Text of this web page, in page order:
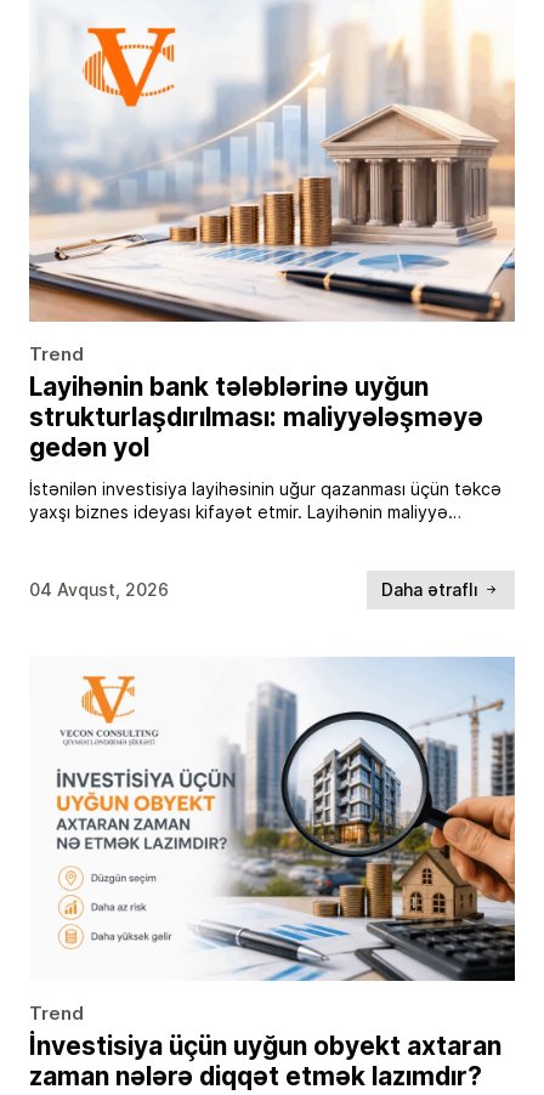
Trend
Layihənin bank tələblərinə uyğun
strukturlaşdırılması: maliyyələşməyə
gedən yol
İstənilən investisiya layihəsinin uğur qazanması üçün təkcə
yaxşı biznes ideyası kifayət etmir. Layihənin maliyyə
bir çox […]
04 Avqust, 2026 Daha ətraflı
Trend
İnvestisiya üçün uyğun obyekt axtaran
zaman nələrə diqqət etmək lazımdır?